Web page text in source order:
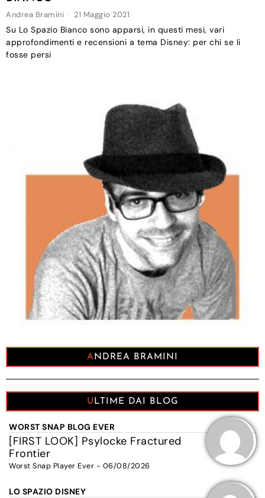
Andrea Bramini 21 Maggio 2021
Su Lo Spazio Bianco sono apparsi, in questi mesi, vari
approfondimenti e recensioni a tema Disney: per chi se li
fosse persi
ANDREA BRAMINI
ULTIME DAI BLOG
WORST SNAP BLOG EVER
[FIRST LOOK] Psylocke Fractured
Frontier
Worst Snap Player Ever - 06/08/2026
LO SPAZIO DISNEY